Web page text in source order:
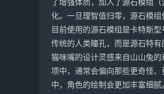
了增强体质，加入了源石模组
化。一旦理智值归零，源石模组
目前使用的源石模组是卡特斯
传统的人类瞳孔，而是源石特有
猫咪嘴的设计灵感来自山山兔
项中，通常会偏向那些更奇怪
中，角色的绘制会更加丰富细腻